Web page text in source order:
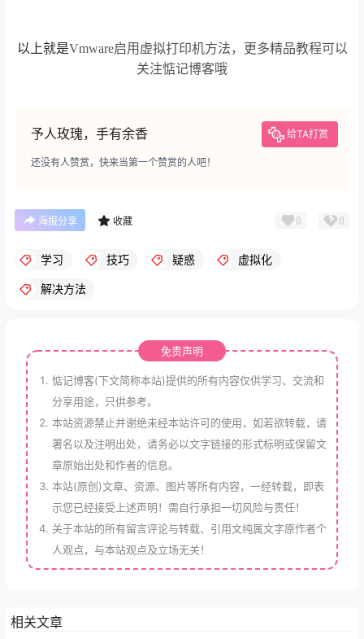
以上就是Vmware启用虚拟打印机方法，更多精品教程可以
关注惦记博客哦
予人玫瑰，手有余香 给TA打赏
还没有人赞赏，快来当第一个赞赏的人吧！
海报分享 收藏 0 0
学习 技巧 疑惑 虚拟化
解决方法
免责声明
惦记博客(下文简称本站)提供的所有内容仅供学习、交流和
分享用途，只供参考。
本站资源禁止并谢绝未经本站许可的使用，如若欲转载，请
署名以及注明出处，请务必以文字链接的形式标明或保留文
章原始出处和作者的信息。
本站(原创)文章、资源、图片等所有内容，一经转载，即表
示您已经接受上述声明！需自行承担一切风险与责任！
关于本站的所有留言评论与转载、引用文纯属文字原作者个
人观点，与本站观点及立场无关！
相关文章